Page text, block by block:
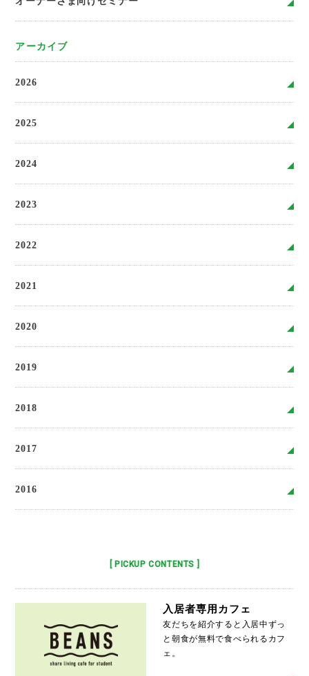
アーカイブ
2026
2025
2024
2023
2022
2021
2020
2019
2018
2017
2016
[ PICKUP CONTENTS ]
入居者専用カフェ
友だちを紹介すると入居中ずっ
と朝食が無料で食べられるカフ
ェ。